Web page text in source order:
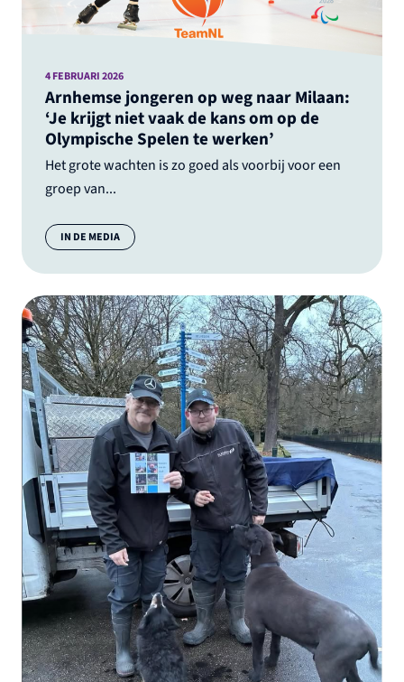
Arnhemse jongeren op weg naar Milaan:
‘Je krijgt niet vaak de kans om op de
Olympische Spelen te werken’
Het grote wachten is zo goed als voorbij voor een
groep van...
4 FEBRUARI 2026
Categorie:
IN DE MEDIA